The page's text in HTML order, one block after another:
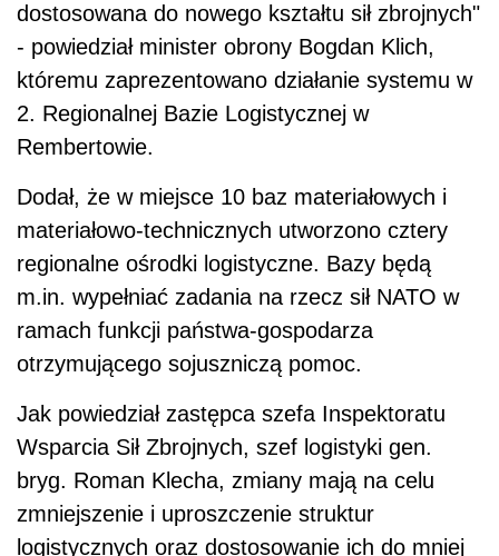
dostosowana do nowego kształtu sił zbrojnych"
- powiedział minister obrony Bogdan Klich,
któremu zaprezentowano działanie systemu w
2. Regionalnej Bazie Logistycznej w
Rembertowie.
Dodał, że w miejsce 10 baz materiałowych i
materiałowo-technicznych utworzono cztery
regionalne ośrodki logistyczne. Bazy będą
m.in. wypełniać zadania na rzecz sił NATO w
ramach funkcji państwa-gospodarza
otrzymującego sojuszniczą pomoc.
Jak powiedział zastępca szefa Inspektoratu
Wsparcia Sił Zbrojnych, szef logistyki gen.
bryg. Roman Klecha, zmiany mają na celu
zmniejszenie i uproszczenie struktur
logistycznych oraz dostosowanie ich do mniej